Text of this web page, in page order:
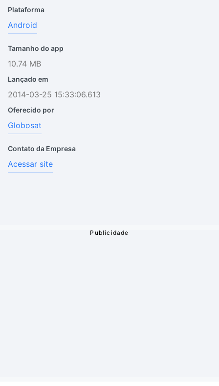
Plataforma
Android
Tamanho do app
10.74 MB
Lançado em
2014-03-25 15:33:06.613
Oferecido por
Globosat
Contato da Empresa
Acessar site